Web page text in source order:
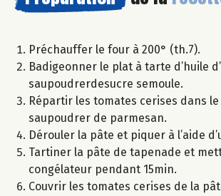
Préchauffer le four à 200° (th.7).
Badigeonner le plat à tarte d’huile
saupoudrerdesucre semoule.
Répartir les tomates cerises dans
saupoudrer de parmesan.
Dérouler la pâte et piquer à l’aide
Tartiner la pâte de tapenade et
congélateur pendant 15min.
Couvrir les tomates cerises de la